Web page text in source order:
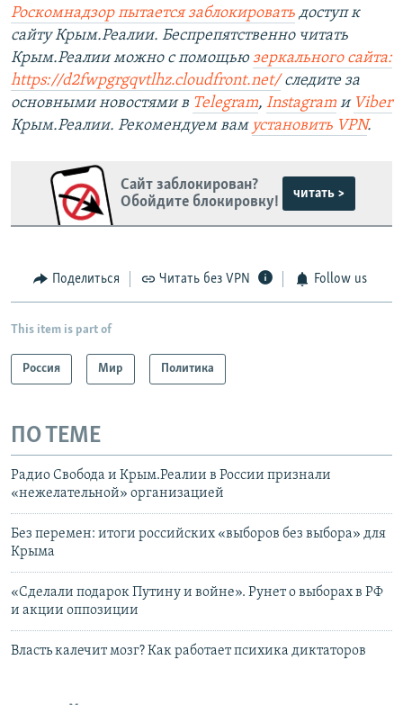
Роскомнадзор пытается заблокировать доступ к
сайту Крым.Реалии. Беспрепятственно читать
Крым.Реалии можно с помощью зеркального сайта:
https://d2fwpgrgqvtlhz.cloudfront.net/следите за
основными новостями в Telegram, Instagram и Viber
Крым.Реалии. Рекомендуем вам установить VPN.
Сайт заблокирован?
Обойдите блокировку!
читать >
Поделиться Читать без VPN Follow us
This item is part of
Россия Мир Политика
ПО ТЕМЕ
Радио Свобода и Крым.Реалии в России признали
«нежелательной» организацией
Без перемен: итоги российских «выборов без выбора» для
Крыма
«Сделали подарок Путину и войне». Рунет о выборах в РФ
и акции оппозиции
Власть калечит мозг? Как работает психика диктаторов